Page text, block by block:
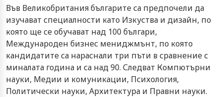
Във Великобритания българите са предпочели да
изучават специалности като Изкуства и дизайн, по
която ще се обучават над 100 българи,
Международен бизнес мениджмънт, по която
кандидатите са нараснали три пъти в сравнение с
миналата година и са над 90. Следват Компютърни
науки, Медии и комуникации, Психология,
Политически науки, Архитектура и Правни науки.